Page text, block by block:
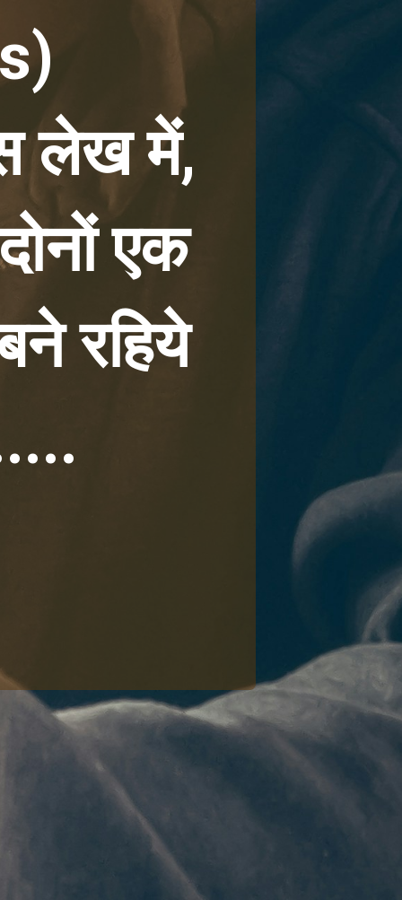
लेख में,
एक
रहिये